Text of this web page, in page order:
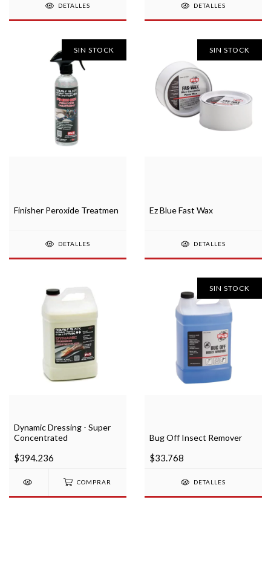
DETALLES DETALLES
SIN STOCK
Finisher Peroxide Treatmen
DETALLES
SIN STOCK
Ez Blue Fast Wax
DETALLES
Dynamic Dressing - Super
Concentrated
$394.236
COMPRAR
SIN STOCK
Bug Off Insect Remover
$33.768
DETALLES